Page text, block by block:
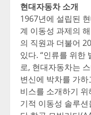
현대자동차 소개
1967년에 설립된
계 이동성 과제의
의 직원과 더불어
있다. “인류를 위한
로, 현대자동차는
변신에 박차를 가
비스를 소개하기
기적 이동성 솔루